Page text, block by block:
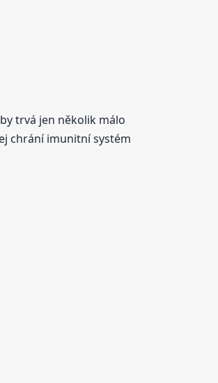
trvá jen několik málo
chrání imunitní systém